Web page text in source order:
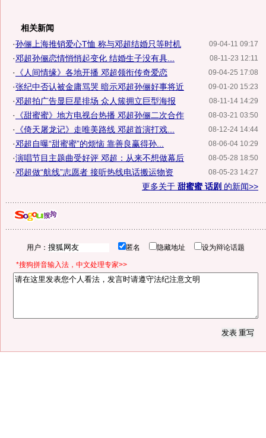
相关新闻
09-04-11 09:17
·孙俪上海推销爱心T恤 称与邓超结婚只等时机
08-11-23 12:11
·邓超孙俪恋情悄悄起变化 结婚生子没有具...
09-04-25 17:08
· 《人间情缘》各地开播 邓超领衔传奇爱恋
09-01-20 15:23
·张纪中否认被金庸骂哭 暗示邓超孙俪好事将近
08-11-14 14:29
·邓超拍广告显巨星排场 众人簇拥立巨型海报
08-03-21 03:50
· 《甜蜜蜜》地方电视台热播 邓超孙俪二次合作
08-12-24 14:44
· 《倚天屠龙记》走唯美路线 邓超首演打戏...
08-06-04 10:29
·邓超自曝“甜蜜蜜”的烦恼 靠善良赢得孙...
08-05-28 18:50
·演唱节目主题曲受好评 邓超：从来不想做幕后
08-05-23 14:27
·邓超做“航线”志愿者 接听热线电话搬运物资
更多关于 甜蜜蜜 话剧 的新闻>>
用户： 匿名 隐藏地址 设为辩论话题
*搜狗拼音输入法，中文处理专家>>